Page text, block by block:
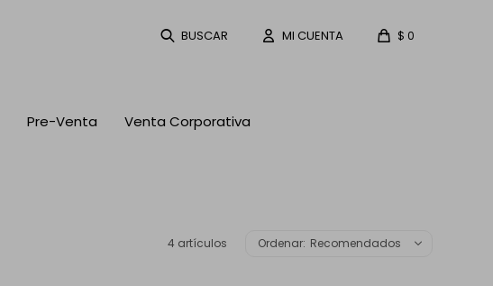
Pre-Venta Venta Corporativa
$ 0
4 artículos Recomendados